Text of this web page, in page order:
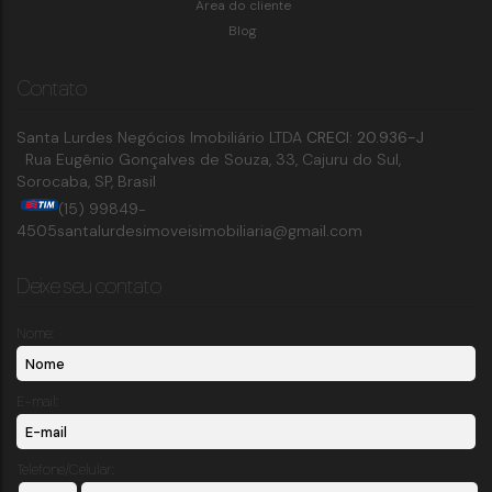
Área do cliente
Blog
Contato
Santa Lurdes Negócios Imobiliário LTDA CRECI: 20.936-J
Rua Eugênio Gonçalves de Souza, 33, Cajuru do Sul,
Sorocaba, SP, Brasil
(15) 99849-
4505santalurdesimoveisimobiliaria@gmail.com
Deixe seu contato
Nome:
E-mail:
Telefone/Celular: